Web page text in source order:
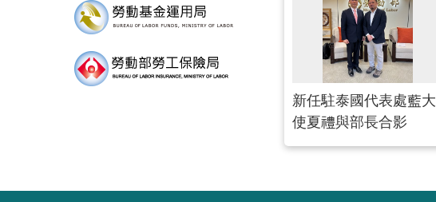
新任駐泰國代表處藍大
使夏禮與部長合影